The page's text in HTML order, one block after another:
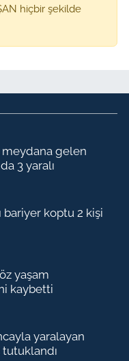
hiçbir şekilde
meydana gelen
3 yaralı
bariyer koptu 2 kişi
yaşam
kaybetti
yaralayan